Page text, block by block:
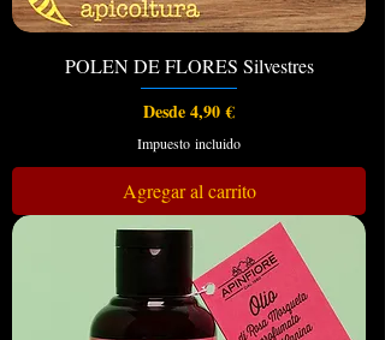
POLEN DE FLORES Silvestres
Desde4,90 €
Precio de oferta
Impuesto incluido
Agregar al carrito